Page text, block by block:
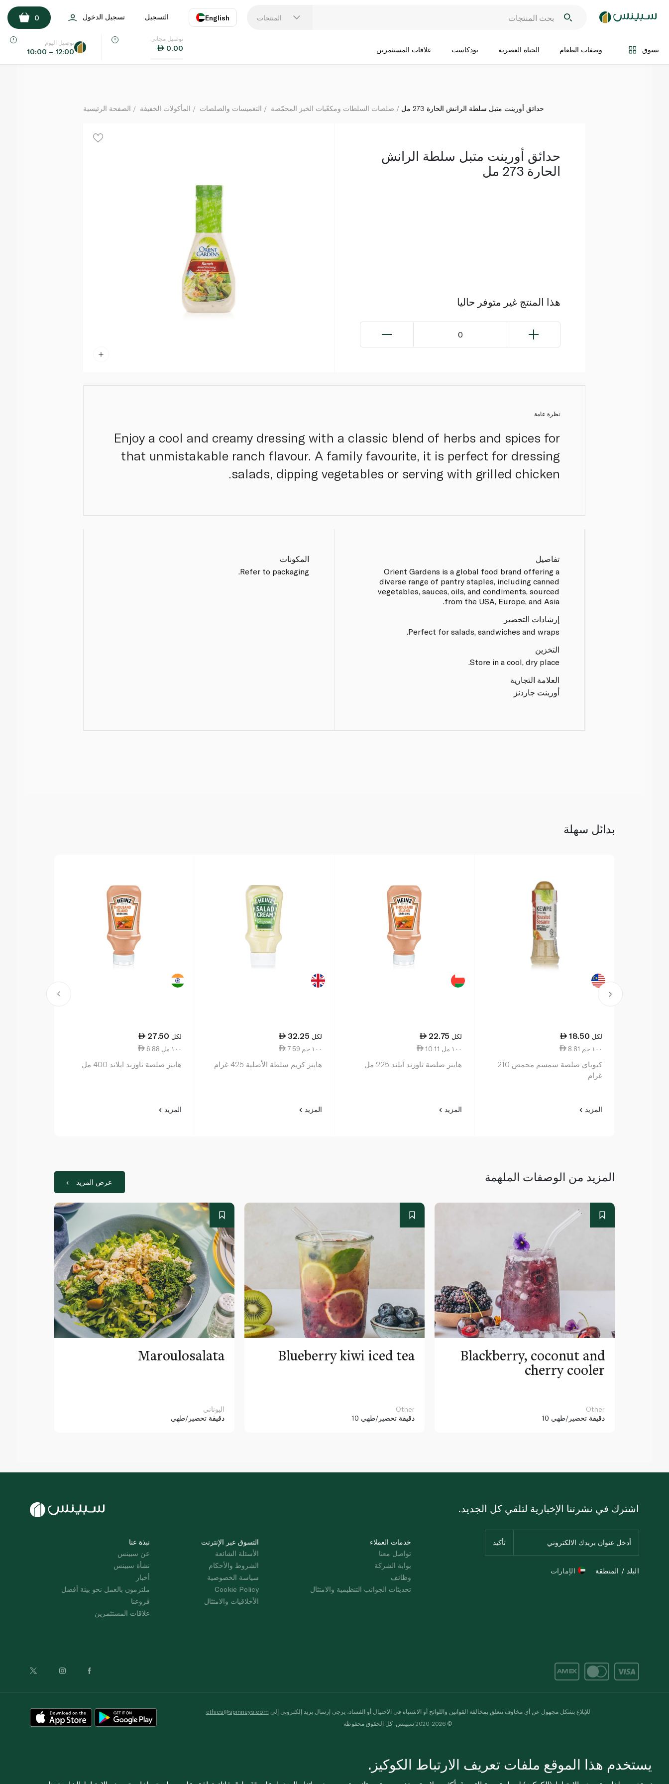
المنتجات English
اللغة
التسجيل تسجيل الدخول 0
تسوق وصفات الطعام الحياة العصرية بودكاست علاقات المستثمرين
توصيل مجاني
0.00
توصيل اليوم
10:00 – 12:00
حدائق أورينت متبل سلطة الرانش الحارة 273 مل
اضف الى السلة
الصفحة الرئيسية المأكولات الخفيفة التغميسات والصلصات صلصات السلطات ومكعّبات الخبز المحمّصة حدائق أورينت متبل سلطة الرانش الحارة 273 مل
حدائق أورينت متبل سلطة الرانش
الحارة 273 مل
هذا المنتج غير متوفر حاليا
0
نظرة عامة
Enjoy a cool and creamy dressing with a classic blend of herbs and spices for
that unmistakable ranch flavour. A family favourite, it is perfect for dressing
salads, dipping vegetables or serving with grilled chicken.
تفاصيل
Orient Gardens is a global food brand offering a
diverse range of pantry staples, including canned
vegetables, sauces, oils, and condiments, sourced
from the USA, Europe, and Asia.
إرشادات التحضير
Perfect for salads, sandwiches and wraps.
التخزين
Store in a cool, dry place.
العلامة التجارية
أورينت جاردنز
المكونات
Refer to packaging.
بدائل سهلة
18.50 لكل
8.81 ١٠٠ جم
كيوباي صلصة سمسم محمص 210
غرام
المزيد
22.75 لكل
10.11 ١٠٠ مل
هاينز صلصة ثاوزند أيلند 225 مل
المزيد
32.25 لكل
7.59 ١٠٠ جم
هاينز كريم سلطة الأصلية 425 غرام
المزيد
27.50 لكل
6.88 ١٠٠ مل
هاينز صلصة ثاوزند ايلاند 400 مل
المزيد
المزيد من الوصفات الملهمة عرض المزيد
Maroulosalata
اليوناني
دقيقة تحضير/طهي
Blueberry kiwi iced tea
Other
10 دقيقة تحضير/طهي
Blackberry, coconut and
cherry cooler
Other
10 دقيقة تحضير/طهي
نبذة عنا
عن سبينس
نشأة سبينس
أخبار
ملتزمون بالعمل نحو بيئة أفضل
فروعنا
علاقات المستثمرين
التسوق عبر الإنترنت
الأسئلة الشائعة
الشروط والأحكام
سياسة الخصوصية
Cookie Policy
الأخلاقيات والامتثال
خدمات العملاء
تواصل معنا
بوابة الشركة
وظائف
تحديثات الجوانب التنظيمية والامتثال
اشترك في نشرتنا الإخبارية لتلقي كل الجديد.
البلد / المنطقة الإمارات
للإبلاغ بشكل مجهول عن أي مخاوف تتعلق بمخالفة القوانين واللوائح أو الاشتباه في الاحتيال أو الفساد، يرجى إرسال بريد إلكتروني إلى ethics@spinneys.com
© 2020-2026 سبينس. كل الحقوق محفوظة
يستخدم هذا الموقع ملفات تعريف الارتباط الكوكيز.